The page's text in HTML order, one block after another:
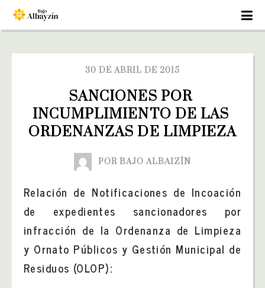
30 DE ABRIL DE 2015
SANCIONES POR
INCUMPLIMIENTO DE LAS
ORDENANZAS DE LIMPIEZA
POR BAJO ALBAIZÍN
Relación de Notificaciones de Incoación
de expedientes sancionadores por
infracción de la Ordenanza de Limpieza
y Ornato Públicos y Gestión Municipal de
Residuos (OLOP):